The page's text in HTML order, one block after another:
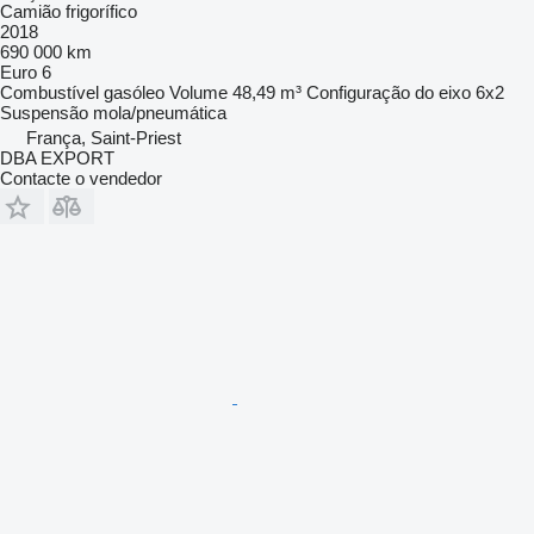
Camião frigorífico
2018
690 000 km
Euro 6
Combustível gasóleo Volume 48,49 m³ Configuração do eixo 6x2
Suspensão mola/pneumática
França, Saint-Priest
DBA EXPORT
Contacte o vendedor